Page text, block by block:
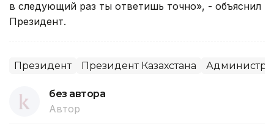
в следующий раз ты ответишь точно», - объяснил
Президент.
Президент Президент Казахстана
без автора
Автор